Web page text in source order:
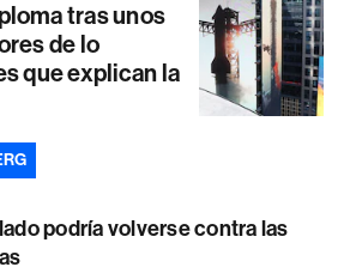
tras unos
de lo
que explican la
podría volverse contra las